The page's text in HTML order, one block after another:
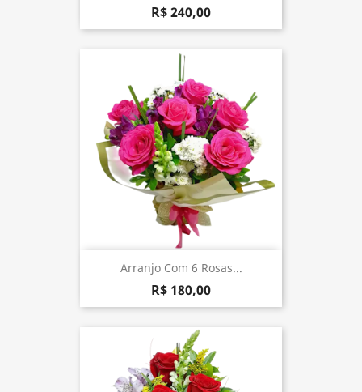
R$ 240,00
Arranjo Com 6 Rosas...
R$ 180,00